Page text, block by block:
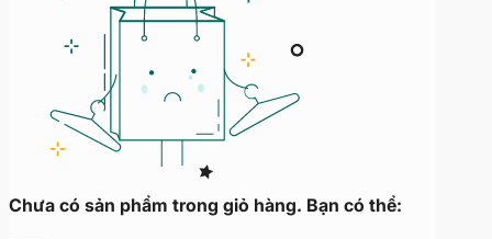
Chưa có sản phẩm trong giỏ hàng. Bạn có thể: